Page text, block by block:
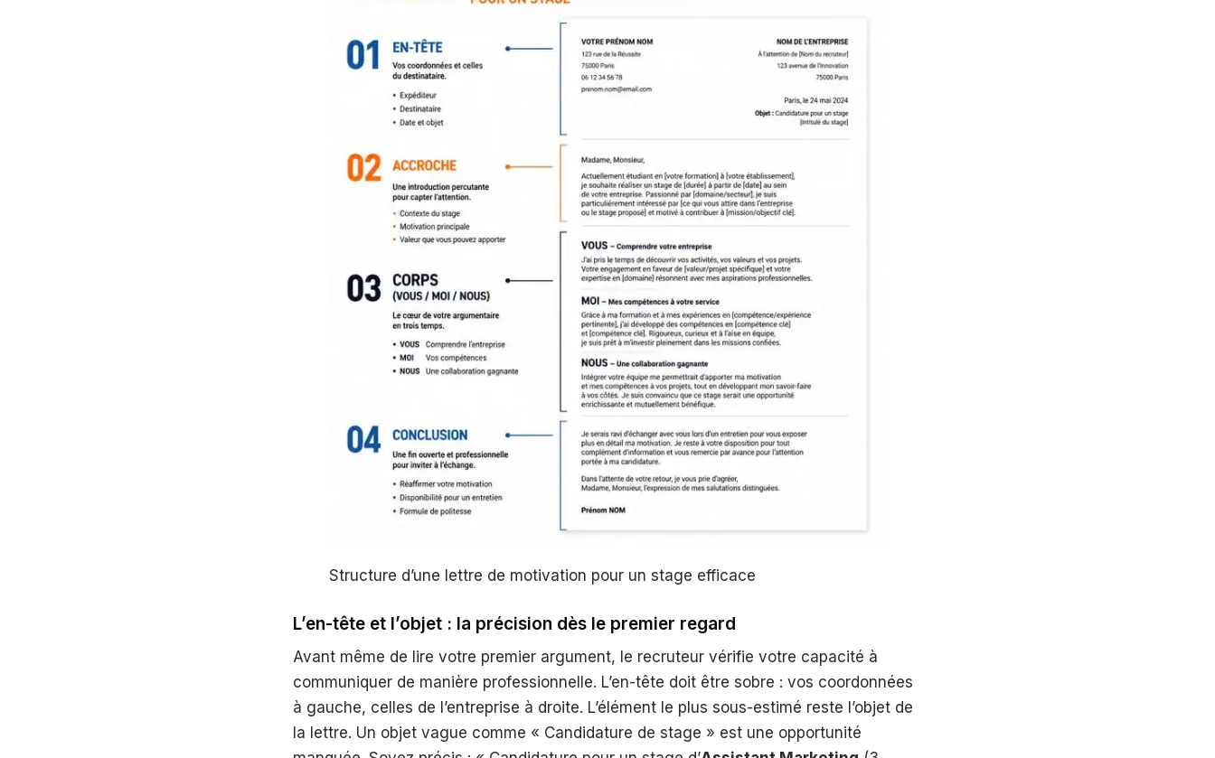
Structure d’une lettre de motivation pour un stage efficace
L’en-tête et l’objet : la précision dès le premier regard
Avant même de lire votre premier argument, le recruteur vérifie votre capacité à
communiquer de manière professionnelle. L’en-tête doit être sobre : vos coordonnées
à gauche, celles de l’entreprise à droite. L’élément le plus sous-estimé reste l’objet de
la lettre. Un objet vague comme « Candidature de stage » est une opportunité